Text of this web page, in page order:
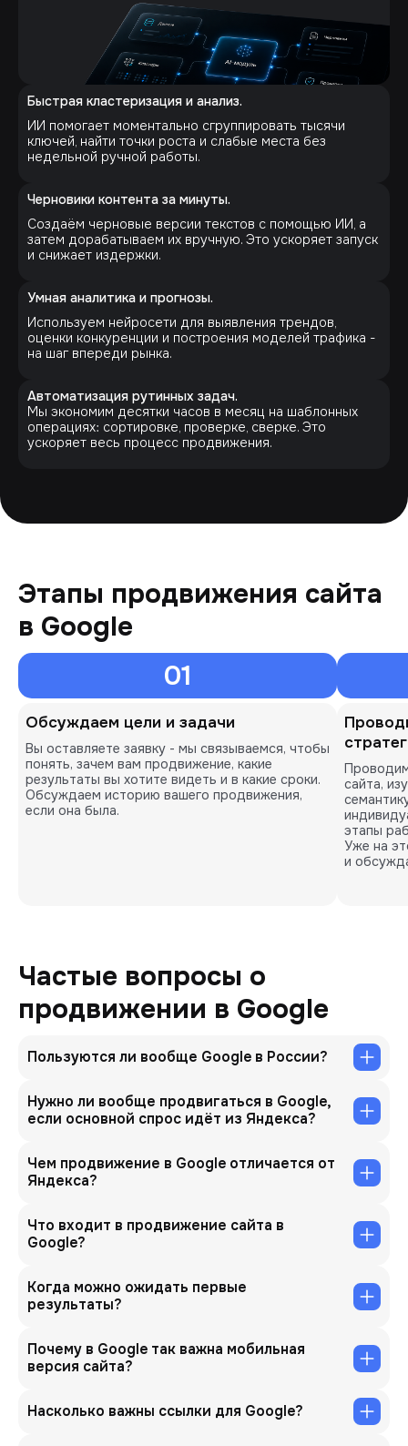
Быстрая кластеризация и анализ.
ИИ помогает моментально сгруппировать тысячи
ключей, найти точки роста и слабые места без
недельной ручной работы.
Черновики контента за минуты.
Создаём черновые версии текстов с помощью ИИ, а
затем дорабатываем их вручную. Это ускоряет запуск
и снижает издержки.
Умная аналитика и прогнозы.
Используем нейросети для выявления трендов,
оценки конкуренции и построения моделей трафика -
на шаг впереди рынка.
Автоматизация рутинных задач.
Мы экономим десятки часов в месяц на шаблонных
операциях: сортировке, проверке, сверке. Это
ускоряет весь процесс продвижения.
Этапы продвижения сайта
в Google
01
Обсуждаем цели и задачи
Вы оставляете заявку - мы связываемся, чтобы
понять, зачем вам продвижение, какие
результаты вы хотите видеть и в какие сроки.
Обсуждаем историю вашего продвижения,
если она была.
сайта,
этапы
Уже на
и
Частые вопросы о
продвижении в Google
Пользуются ли вообще Google в России?
Нужно ли вообще продвигаться в Google,
если основной спрос идёт из Яндекса?
Чем продвижение в Google отличается от
Яндекса?
Что входит в продвижение сайта в
Google?
Когда можно ожидать первые
результаты?
Почему в Google так важна мобильная
версия сайта?
Насколько важны ссылки для Google?